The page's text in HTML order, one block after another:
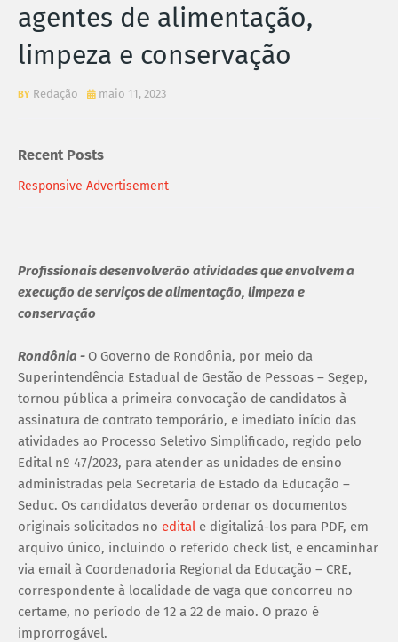
agentes de alimentação,
limpeza e conservação
Redação maio 11, 2023
Recent Posts
Responsive Advertisement
Profissionais desenvolverão atividades que envolvem a
execução de serviços de alimentação, limpeza e
conservação
Rondônia - O Governo de Rondônia, por meio da
Superintendência Estadual de Gestão de Pessoas – Segep,
tornou pública a primeira convocação de candidatos à
assinatura de contrato temporário, e imediato início das
atividades ao Processo Seletivo Simplificado, regido pelo
Edital nº 47/2023, para atender as unidades de ensino
administradas pela Secretaria de Estado da Educação –
Seduc. Os candidatos deverão ordenar os documentos
originais solicitados no edital e digitalizá-los para PDF, em
arquivo único, incluindo o referido check list, e encaminhar
via email à Coordenadoria Regional da Educação – CRE,
correspondente à localidade de vaga que concorreu no
certame, no período de 12 a 22 de maio. O prazo é
improrrogável.